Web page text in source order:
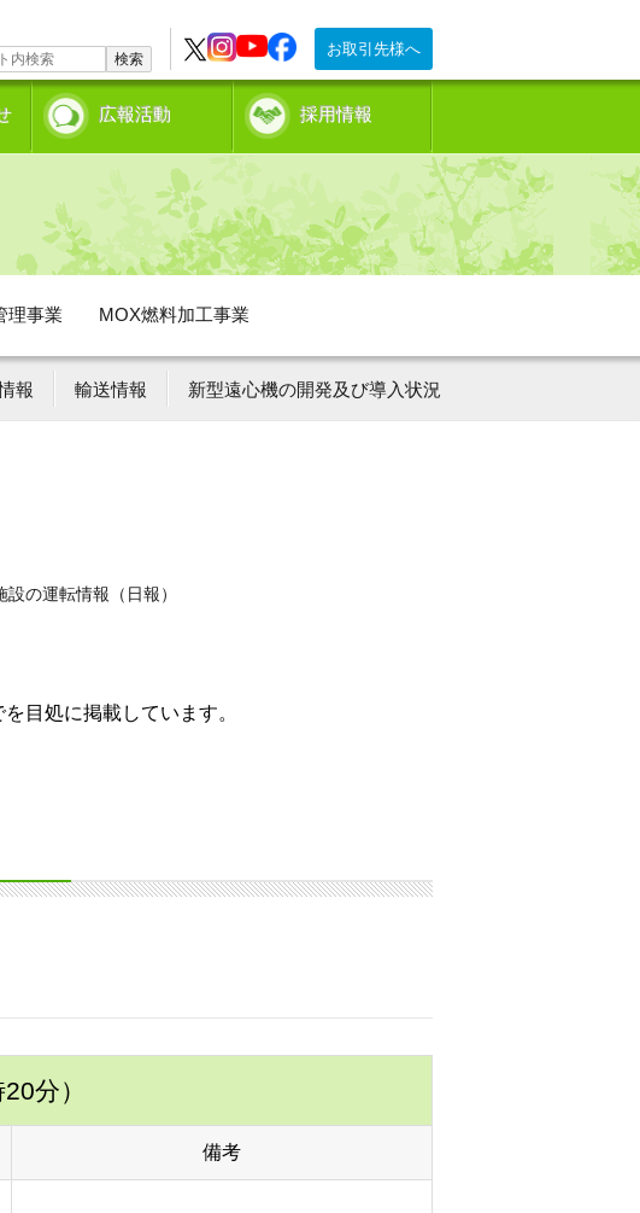
お取引先様へ
検索
広報活動 採用情報
理事業 MOX燃料加工事業
報 輸送情報 新型遠心機の開発及び導入状況
設の運転情報（日報）
目処に掲載しています。
分）
備考